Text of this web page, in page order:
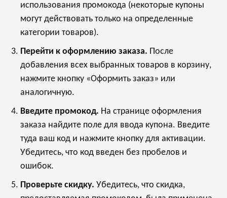
использования промокода (некоторые купоны
могут действовать только на определенные
категории товаров).
Перейти к оформлению заказа. После
добавления всех выбранных товаров в корзину,
нажмите кнопку «Оформить заказ» или
аналогичную.
Введите промокод. На странице оформления
заказа найдите поле для ввода купона. Введите
туда ваш код и нажмите кнопку для активации.
Убедитесь, что код введен без пробелов и
ошибок.
Проверьте скидку. Убедитесь, что скидка,